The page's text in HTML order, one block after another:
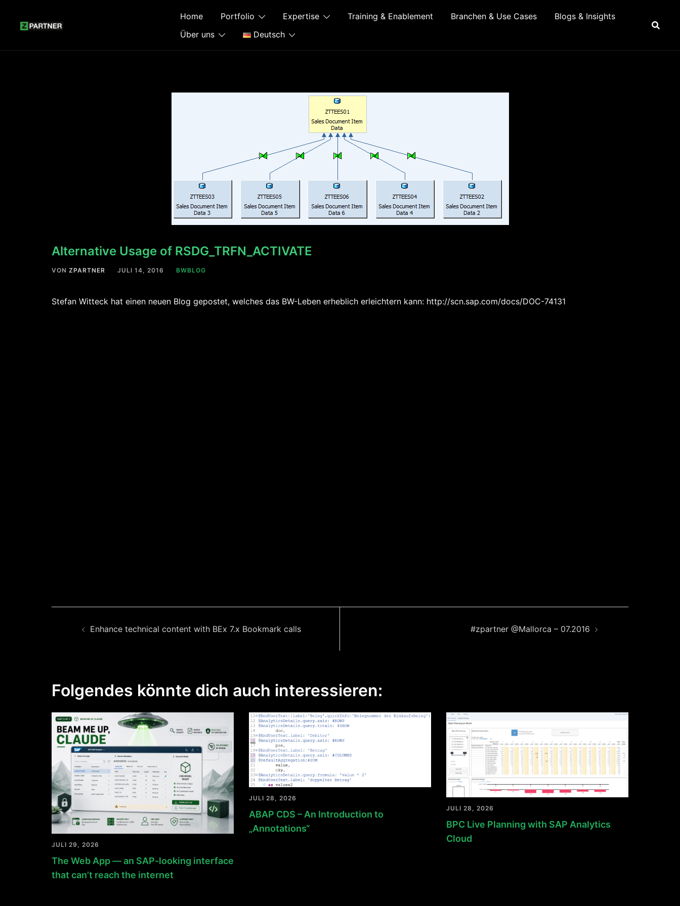
springen
Home Portfolio Expertise Training & Enablement Branchen & Use Cases
Blogs & Insights
Über uns
Deutsch
Alternative Usage of RSDG_TRFN_ACTIVATE
VON ZPARTNER JULI 14, 2016 BWBLOG
Stefan Witteck hat einen neuen Blog gepostet, welches das BW-Leben erheblich erleichtern kann: http://scn.sap.com/docs/DOC-74131
Enhance technical content with BEx 7.x Bookmark calls #zpartner @Mallorca – 07.2016
Folgendes könnte dich auch interessieren:
JULI 29, 2026
The Web App — an SAP-looking interface
that can’t reach the internet
JULI 28, 2026
ABAP CDS – An Introduction to
„Annotations“
JULI 28, 2026
BPC Live Planning with SAP Analytics
Cloud